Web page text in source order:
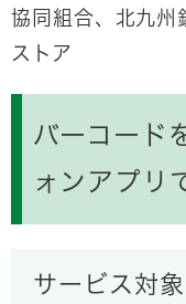
協同組合、北九州
ストア
バーコード
ォンアプリ
サービス対